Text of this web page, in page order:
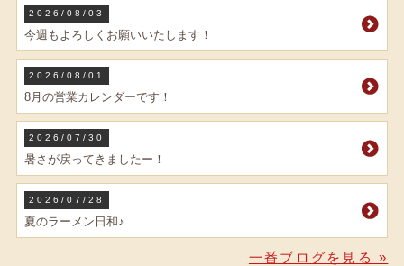
2026/08/03
今週もよろしくお願いいたします！
2026/08/01
8月の営業カレンダーです！
2026/07/30
暑さが戻ってきましたー！
2026/07/28
夏のラーメン日和♪
一番ブログを見る »